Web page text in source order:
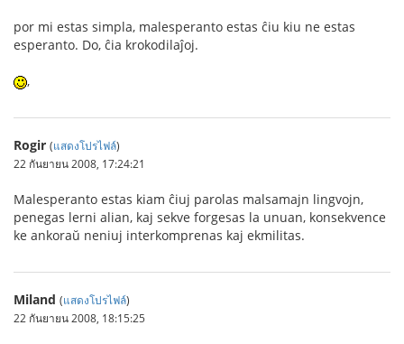
por mi estas simpla, malesperanto estas ĉiu kiu ne estas
esperanto. Do, ĉia krokodilaĵoj.
,
Rogir (แสดงโปรไฟล์)
22 กันยายน 2008, 17:24:21
Malesperanto estas kiam ĉiuj parolas malsamajn lingvojn,
penegas lerni alian, kaj sekve forgesas la unuan, konsekvence
ke ankoraŭ neniuj interkomprenas kaj ekmilitas.
Miland (แสดงโปรไฟล์)
22 กันยายน 2008, 18:15:25